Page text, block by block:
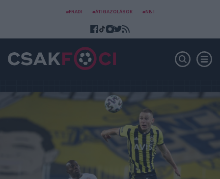
#FRADI #ÁTIGAZOLÁSOK #NB I